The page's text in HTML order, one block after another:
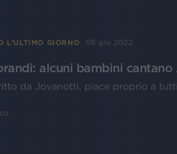
L’ULTIMO GIORNO 08 giu 2022
alcuni bambini
da Jovanotti, piace proprio a